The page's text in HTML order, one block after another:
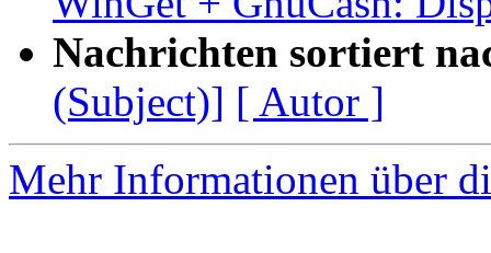
Nachrichten sortiert
(Subject)] [ Autor ]
Mehr Informationen über